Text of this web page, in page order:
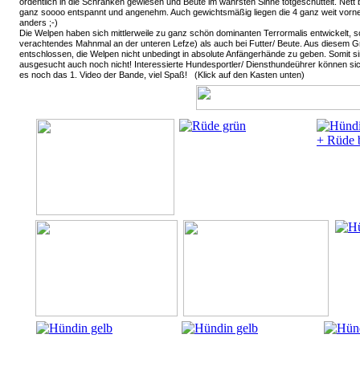
ganz soooo entspannt und angenehm. Auch gewichtsmäßig liegen die 4 ganz weit
anders ;-)
Die Welpen haben sich mittlerweile zu ganz schön dominanten Terrormalis entwickelt,
verachtendes Mahnmal an der unteren Lefze) als auch bei Futter/ Beute. Aus diesem
entschlossen, die Welpen nicht unbedingt in absolute Anfängerhände zu geben. Somit
ausgesucht auch noch nicht! Interessierte Hundesportler/ Diensthundeührer können
es noch das 1. Video der Bande, viel Spaß! (Klick auf den Kasten unten)